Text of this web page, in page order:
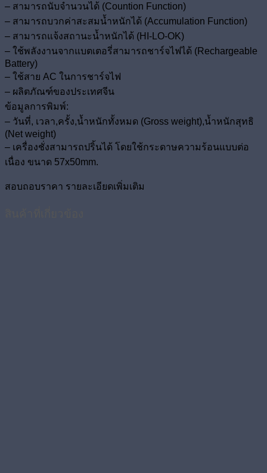
– สามารถนับจำนวนได้ (Countion Function)
– สามารถบวกค่าสะสมน้ำหนักได้ (Accumulation Function)
– สามารถแจ้งสถานะน้ำหนักได้ (HI-LO-OK)
– ใช้พลังงานจากแบตเตอรี่สามารถชาร์จไฟได้ (Rechargeable
Battery)
– ใช้สาย AC ในการชาร์จไฟ
– ผลิตภัณฑ์ของประเทศจีน
ข้อมูลการพิมพ์:
– วันที่, เวลา,ครั้ง,น้ำหนักทั้งหมด (Gross weight),น้ำหนักสุทธิ
(Net weight)
– เครื่องชั่งสามารถปริ้นได้ โดยใช้กระดาษความร้อนแบบต่อ
เนื่อง ขนาด 57x50mm.
สอบถอบราคา รายละเอียดเพิ่มเติม